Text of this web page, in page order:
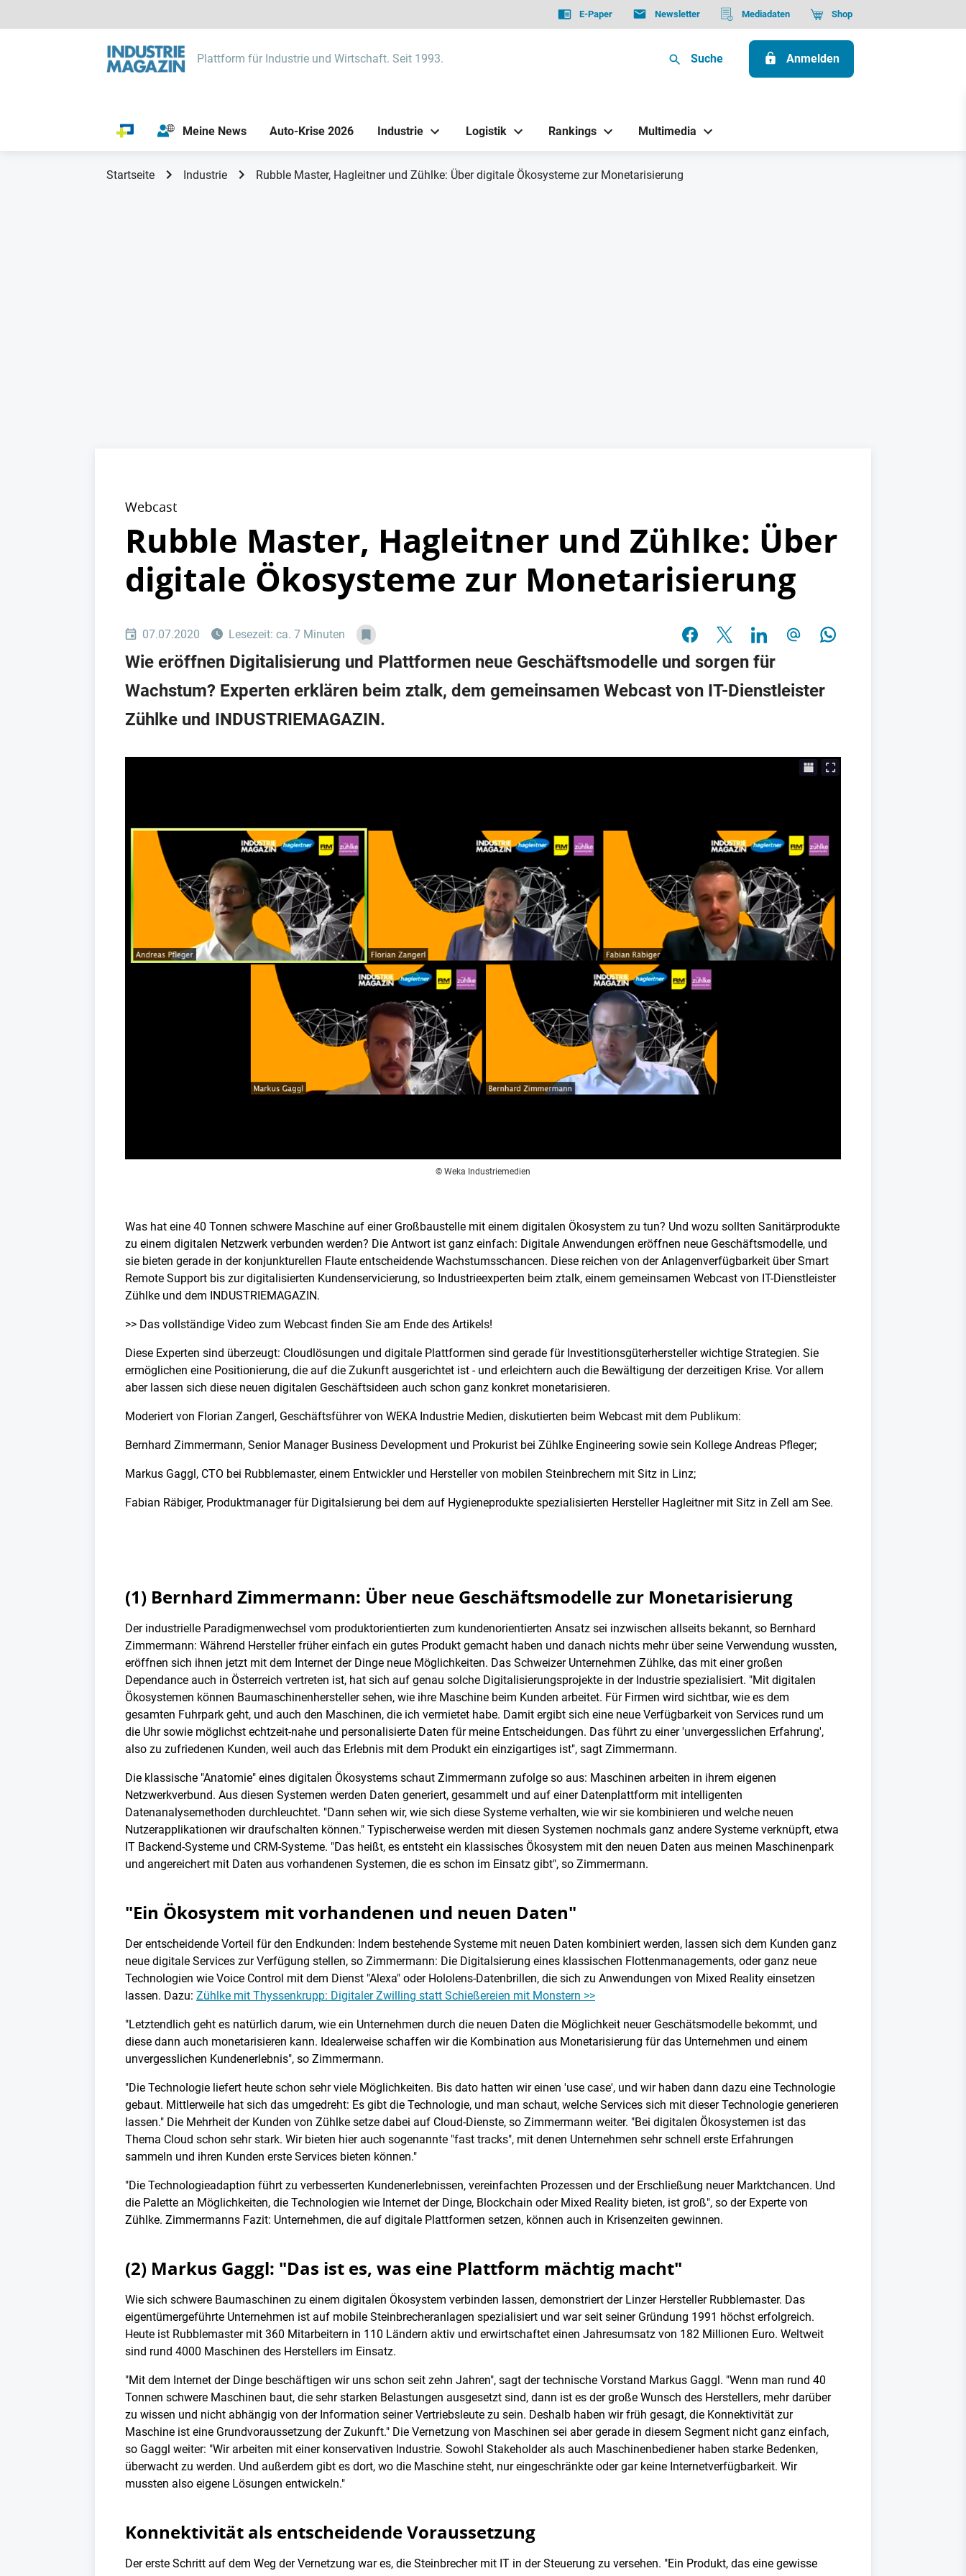
E-Paper Newsletter Mediadaten Shop
Plattform für Industrie und Wirtschaft. Seit 1993. Suche Anmelden
Meine News Auto-Krise 2026 Industrie Logistik Rankings Multimedia
Startseite Industrie Rubble Master, Hagleitner und Zühlke: Über digitale Ökosysteme zur Monetarisierung
Webcast
Rubble Master, Hagleitner und Zühlke: Über
digitale Ökosysteme zur Monetarisierung
07.07.2020 Lesezeit: ca. 7 Minuten
Wie eröffnen Digitalisierung und Plattformen neue Geschäftsmodelle und sorgen für
Wachstum? Experten erklären beim ztalk, dem gemeinsamen Webcast von IT-Dienstleister
Zühlke und INDUSTRIEMAGAZIN.
© Weka Industriemedien
Was hat eine 40 Tonnen schwere Maschine auf einer Großbaustelle mit einem digitalen Ökosystem zu tun? Und wozu sollten Sanitärprodukte
zu einem digitalen Netzwerk verbunden werden? Die Antwort ist ganz einfach: Digitale Anwendungen eröffnen neue Geschäftsmodelle, und
sie bieten gerade in der konjunkturellen Flaute entscheidende Wachstumsschancen. Diese reichen von der Anlagenverfügbarkeit über Smart
Remote Support bis zur digitalisierten Kundenservicierung, so Industrieexperten beim ztalk, einem gemeinsamen Webcast von IT-Dienstleister
Zühlke und dem INDUSTRIEMAGAZIN.
>> Das vollständige Video zum Webcast finden Sie am Ende des Artikels!
Diese Experten sind überzeugt: Cloudlösungen und digitale Plattformen sind gerade für Investitionsgüterhersteller wichtige Strategien. Sie
ermöglichen eine Positionierung, die auf die Zukunft ausgerichtet ist - und erleichtern auch die Bewältigung der derzeitigen Krise. Vor allem
aber lassen sich diese neuen digitalen Geschäftsideen auch schon ganz konkret monetarisieren.
Moderiert von Florian Zangerl, Geschäftsführer von WEKA Industrie Medien, diskutierten beim Webcast mit dem Publikum:
Bernhard Zimmermann, Senior Manager Business Development und Prokurist bei Zühlke Engineering sowie sein Kollege Andreas Pfleger;
Markus Gaggl, CTO bei Rubblemaster, einem Entwickler und Hersteller von mobilen Steinbrechern mit Sitz in Linz;
Fabian Räbiger, Produktmanager für Digitalsierung bei dem auf Hygieneprodukte spezialisierten Hersteller Hagleitner mit Sitz in Zell am See.
(1) Bernhard Zimmermann: Über neue Geschäftsmodelle zur Monetarisierung
Der industrielle Paradigmenwechsel vom produktorientierten zum kundenorientierten Ansatz sei inzwischen allseits bekannt, so Bernhard
Zimmermann: Während Hersteller früher einfach ein gutes Produkt gemacht haben und danach nichts mehr über seine Verwendung wussten,
eröffnen sich ihnen jetzt mit dem Internet der Dinge neue Möglichkeiten. Das Schweizer Unternehmen Zühlke, das mit einer großen
Dependance auch in Österreich vertreten ist, hat sich auf genau solche Digitalisierungsprojekte in der Industrie spezialisiert. "Mit digitalen
Ökosystemen können Baumaschinenhersteller sehen, wie ihre Maschine beim Kunden arbeitet. Für Firmen wird sichtbar, wie es dem
gesamten Fuhrpark geht, und auch den Maschinen, die ich vermietet habe. Damit ergibt sich eine neue Verfügbarkeit von Services rund um
die Uhr sowie möglichst echtzeit-nahe und personalisierte Daten für meine Entscheidungen. Das führt zu einer 'unvergesslichen Erfahrung',
also zu zufriedenen Kunden, weil auch das Erlebnis mit dem Produkt ein einzigartiges ist", sagt Zimmermann.
Die klassische "Anatomie" eines digitalen Ökosystems schaut Zimmermann zufolge so aus: Maschinen arbeiten in ihrem eigenen
Netzwerkverbund. Aus diesen Systemen werden Daten generiert, gesammelt und auf einer Datenplattform mit intelligenten
Datenanalysemethoden durchleuchtet. "Dann sehen wir, wie sich diese Systeme verhalten, wie wir sie kombinieren und welche neuen
Nutzerapplikationen wir draufschalten können." Typischerweise werden mit diesen Systemen nochmals ganz andere Systeme verknüpft, etwa
IT Backend-Systeme und CRM-Systeme. "Das heißt, es entsteht ein klassisches Ökosystem mit den neuen Daten aus meinen Maschinenpark
und angereichert mit Daten aus vorhandenen Systemen, die es schon im Einsatz gibt", so Zimmermann.
"Ein Ökosystem mit vorhandenen und neuen Daten"
Der entscheidende Vorteil für den Endkunden: Indem bestehende Systeme mit neuen Daten kombiniert werden, lassen sich dem Kunden ganz
neue digitale Services zur Verfügung stellen, so Zimmermann: Die Digitalsierung eines klassischen Flottenmanagements, oder ganz neue
Technologien wie Voice Control mit dem Dienst "Alexa" oder Hololens-Datenbrillen, die sich zu Anwendungen von Mixed Reality einsetzen
lassen. Dazu: Zühlke mit Thyssenkrupp: Digitaler Zwilling statt Schießereien mit Monstern >>
"Letztendlich geht es natürlich darum, wie ein Unternehmen durch die neuen Daten die Möglichkeit neuer Geschätsmodelle bekommt, und
diese dann auch monetarisieren kann. Idealerweise schaffen wir die Kombination aus Monetarisierung für das Unternehmen und einem
unvergesslichen Kundenerlebnis", so Zimmermann.
"Die Technologie liefert heute schon sehr viele Möglichkeiten. Bis dato hatten wir einen 'use case', und wir haben dann dazu eine Technologie
gebaut. Mittlerweile hat sich das umgedreht: Es gibt die Technologie, und man schaut, welche Services sich mit dieser Technologie generieren
lassen." Die Mehrheit der Kunden von Zühlke setze dabei auf Cloud-Dienste, so Zimmermann weiter. "Bei digitalen Ökosystemen ist das
Thema Cloud schon sehr stark. Wir bieten hier auch sogenannte "fast tracks", mit denen Unternehmen sehr schnell erste Erfahrungen
sammeln und ihren Kunden erste Services bieten können."
"Die Technologieadaption führt zu verbesserten Kundenerlebnissen, vereinfachten Prozessen und der Erschließung neuer Marktchancen. Und
die Palette an Möglichkeiten, die Technologien wie Internet der Dinge, Blockchain oder Mixed Reality bieten, ist groß", so der Experte von
Zühlke. Zimmermanns Fazit: Unternehmen, die auf digitale Plattformen setzen, können auch in Krisenzeiten gewinnen.
(2) Markus Gaggl: "Das ist es, was eine Plattform mächtig macht"
Wie sich schwere Baumaschinen zu einem digitalen Ökosystem verbinden lassen, demonstriert der Linzer Hersteller Rubblemaster. Das
eigentümergeführte Unternehmen ist auf mobile Steinbrecheranlagen spezialisiert und war seit seiner Gründung 1991 höchst erfolgreich.
Heute ist Rubblemaster mit 360 Mitarbeitern in 110 Ländern aktiv und erwirtschaftet einen Jahresumsatz von 182 Millionen Euro. Weltweit
sind rund 4000 Maschinen des Herstellers im Einsatz.
"Mit dem Internet der Dinge beschäftigen wir uns schon seit zehn Jahren", sagt der technische Vorstand Markus Gaggl. "Wenn man rund 40
Tonnen schwere Maschinen baut, die sehr starken Belastungen ausgesetzt sind, dann ist es der große Wunsch des Herstellers, mehr darüber
zu wissen und nicht abhängig von der Information seiner Vertriebsleute zu sein. Deshalb haben wir früh gesagt, die Konnektivität zur
Maschine ist eine Grundvoraussetzung der Zukunft." Die Vernetzung von Maschinen sei aber gerade in diesem Segment nicht ganz einfach,
so Gaggl weiter: "Wir arbeiten mit einer konservativen Industrie. Sowohl Stakeholder als auch Maschinenbediener haben starke Bedenken,
überwacht zu werden. Und außerdem gibt es dort, wo die Maschine steht, nur eingeschränkte oder gar keine Internetverfügbarkeit. Wir
mussten also eigene Lösungen entwickeln."
Konnektivität als entscheidende Voraussetzung
Der erste Schritt auf dem Weg der Vernetzung war es, die Steinbrecher mit IT in der Steuerung zu versehen. "Ein Produkt, das eine gewisse